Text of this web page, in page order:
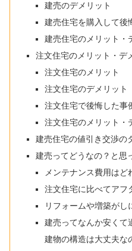
建売のデメリット
建売住宅を購入して後
建売住宅のメリット・
注文住宅のメリット・デ
注文住宅のメリット
注文住宅のデメリット
注文住宅で後悔した事
注文住宅のメリット・
建売住宅の値引き交渉の
建売ってどうなの？と思
メンテナンス費用はど
注文住宅に比べてアフ
リフォームや増築がし
建売ってなんか安く
建物の構造は大丈夫な